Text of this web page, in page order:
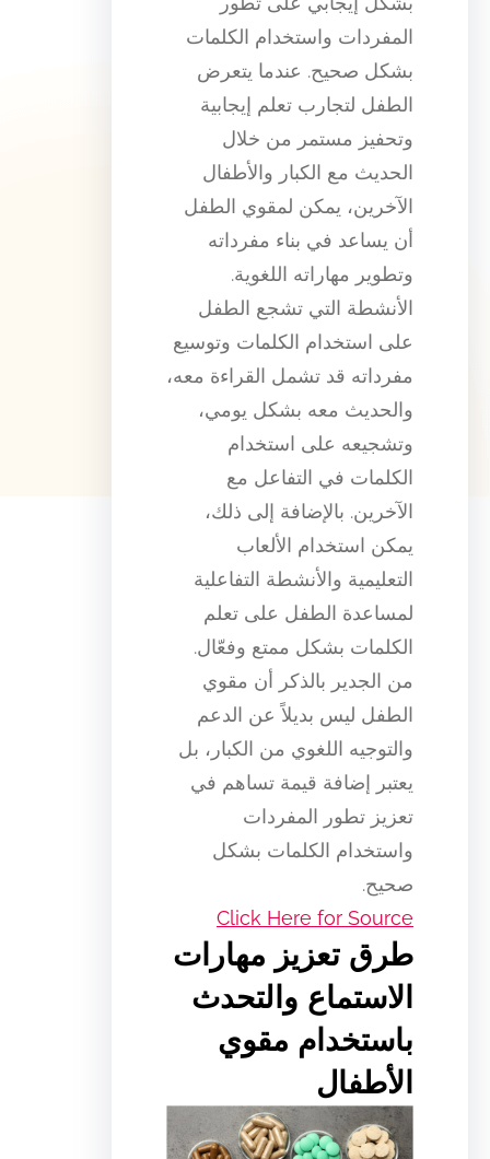
المفردات واستخدام الكلمات
بشكل صحيح. عندما يتعرض
الطفل لتجارب تعلم إيجابية
وتحفيز مستمر من خلال
الحديث مع الكبار والأطفال
الآخرين، يمكن لمقوي الطفل
أن يساعد في بناء مفرداته
وتطوير مهاراته اللغوية.
الأنشطة التي تشجع الطفل
على استخدام الكلمات وتوسيع
مفرداته قد تشمل القراءة معه،
والحديث معه بشكل يومي،
وتشجيعه على استخدام
الكلمات في التفاعل مع
الآخرين. بالإضافة إلى ذلك،
يمكن استخدام الألعاب
التعليمية والأنشطة التفاعلية
لمساعدة الطفل على تعلم
الكلمات بشكل ممتع وفعّال.
من الجدير بالذكر أن مقوي
الطفل ليس بديلاً عن الدعم
والتوجيه اللغوي من الكبار، بل
يعتبر إضافة قيمة تساهم في
تعزيز تطور المفردات
واستخدام الكلمات بشكل
صحيح.
Click Here for Source
طرق تعزيز مهارات
الاستماع والتحدث
باستخدام مقوي
الأطفال